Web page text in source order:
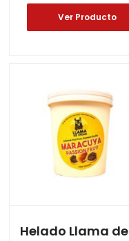
Ver Producto
Helado Llama de